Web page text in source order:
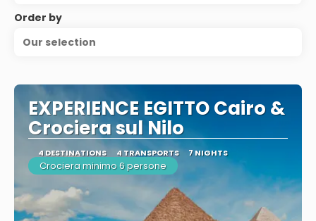
Order by
Our selection
EXPERIENCE EGITTO Cairo &
Crociera sul Nilo
4 DESTINATIONS 4 TRANSPORTS 7 NIGHTS
Crociera minimo 6 persone